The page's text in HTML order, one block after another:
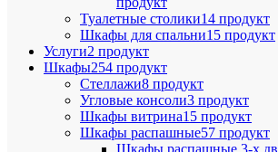
Туалетные столики14 продукт
Шкафы для спальни15 продукт
Услуги2 продукт
Шкафы254 продукт
Стеллажи8 продукт
Угловые консоли3 продукт
Шкафы витрина15 продукт
Шкафы распашные57 продукт
Шкафы распашные 3-х